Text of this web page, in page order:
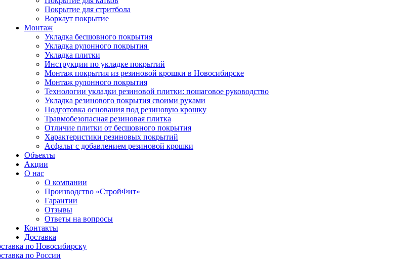
Покрытие для стритбола
Воркаут покрытие
Монтаж
Укладка бесшовного покрытия
Укладка рулонного покрытия
Укладка плитки
Инструкции по укладке покрытий
Монтаж покрытия из резиновой крошки в Новосибирске
Монтаж рулонного покрытия
Технологии укладки резиновой плитки: пошаговое руководство
Укладка резинового покрытия своими руками
Подготовка основания под резиновую крошку
Травмобезопасная резиновая плитка
Отличие плитки от бесшовного покрытия
Характеристики резиновых покрытий
Асфальт с добавлением резиновой крошки
Объекты
Акции
О нас
О компании
Производство «СтройФит»
Гарантии
Отзывы
Ответы на вопросы
Контакты
Доставка
по Новосибирску
по России